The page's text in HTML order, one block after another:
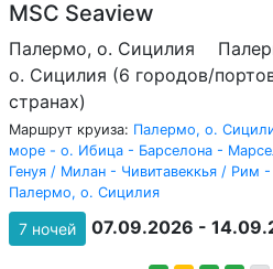
MSC Seaview
Палермо, о. Сицилия
о. Сицилия (6 городов/
странах)
Маршрут круиза: Палермо, о.
море - о. Ибица - Барселона -
Генуя / Милан - Чивитавеккья / Рим -
Палермо, о. Сицилия
7 ночей 07.09.2026 -